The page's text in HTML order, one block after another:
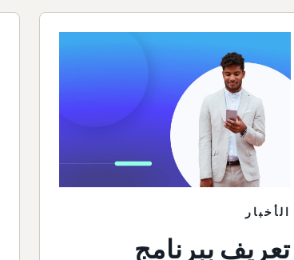
الأخبار
تعريف ببرنامج